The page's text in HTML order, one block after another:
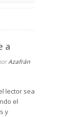
a
Azafrán
lector sea
el
y